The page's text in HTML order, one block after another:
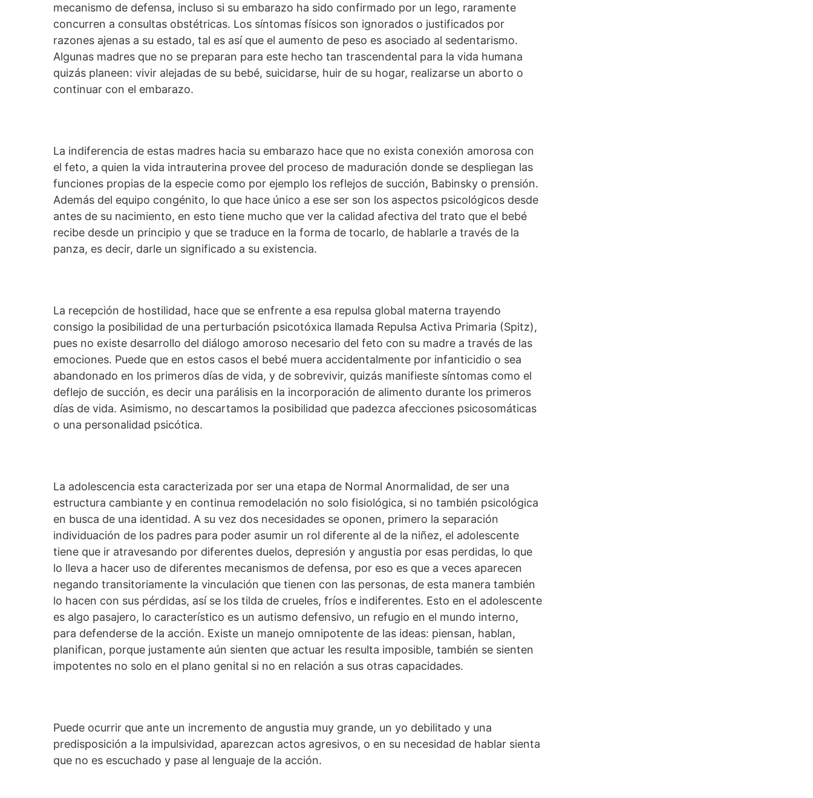
mecanismo de defensa, incluso si su embarazo ha sido confirmado por un lego, raramente
concurren a consultas obstétricas. Los síntomas físicos son ignorados o justificados por
razones ajenas a su estado, tal es así que el aumento de peso es asociado al sedentarismo.
Algunas madres que no se preparan para este hecho tan trascendental para la vida humana
quizás planeen: vivir alejadas de su bebé, suicidarse, huir de su hogar, realizarse un aborto o
continuar con el embarazo.
La indiferencia de estas madres hacia su embarazo hace que no exista conexión amorosa con
el feto, a quien la vida intrauterina provee del proceso de maduración donde se despliegan las
funciones propias de la especie como por ejemplo los reflejos de succión, Babinsky o prensión.
Además del equipo congénito, lo que hace único a ese ser son los aspectos psicológicos desde
antes de su nacimiento, en esto tiene mucho que ver la calidad afectiva del trato que el bebé
recibe desde un principio y que se traduce en la forma de tocarlo, de hablarle a través de la
panza, es decir, darle un significado a su existencia.
La recepción de hostilidad, hace que se enfrente a esa repulsa global materna trayendo
consigo la posibilidad de una perturbación psicotóxica llamada Repulsa Activa Primaria (Spitz),
pues no existe desarrollo del diálogo amoroso necesario del feto con su madre a través de las
emociones. Puede que en estos casos el bebé muera accidentalmente por infanticidio o sea
abandonado en los primeros días de vida, y de sobrevivir, quizás manifieste síntomas como el
deflejo de succión, es decir una parálisis en la incorporación de alimento durante los primeros
días de vida. Asimismo, no descartamos la posibilidad que padezca afecciones psicosomáticas
o una personalidad psicótica.
La adolescencia esta caracterizada por ser una etapa de Normal Anormalidad, de ser una
estructura cambiante y en continua remodelación no solo fisiológica, si no también psicológica
en busca de una identidad. A su vez dos necesidades se oponen, primero la separación
individuación de los padres para poder asumir un rol diferente al de la niñez, el adolescente
tiene que ir atravesando por diferentes duelos, depresión y angustia por esas perdidas, lo que
lo lleva a hacer uso de diferentes mecanismos de defensa, por eso es que a veces aparecen
negando transitoriamente la vinculación que tienen con las personas, de esta manera también
lo hacen con sus pérdidas, así se los tilda de crueles, fríos e indiferentes. Esto en el adolescente
es algo pasajero, lo característico es un autismo defensivo, un refugio en el mundo interno,
para defenderse de la acción. Existe un manejo omnipotente de las ideas: piensan, hablan,
planifican, porque justamente aún sienten que actuar les resulta imposible, también se sienten
impotentes no solo en el plano genital si no en relación a sus otras capacidades.
Puede ocurrir que ante un incremento de angustia muy grande, un yo debilitado y una
predisposición a la impulsividad, aparezcan actos agresivos, o en su necesidad de hablar sienta
que no es escuchado y pase al lenguaje de la acción.